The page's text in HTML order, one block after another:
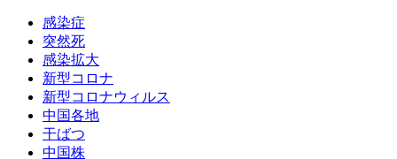
感染症
突然死
感染拡大
新型コロナ
新型コロナウィルス
中国各地
干ばつ
中国株